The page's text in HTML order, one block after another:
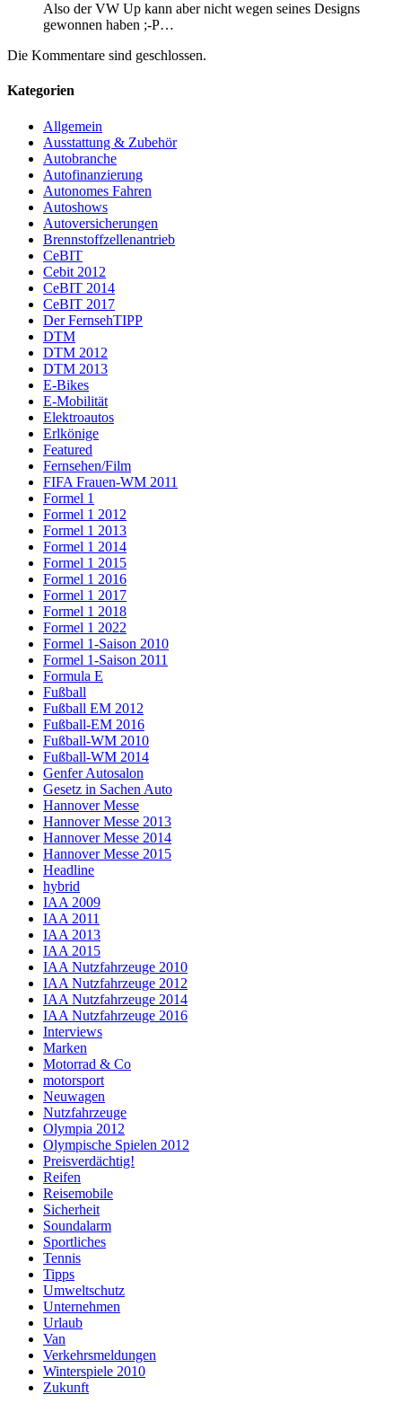
Also der VW Up kann aber nicht wegen seines Designs
gewonnen haben ;-P…
Die Kommentare sind geschlossen.
Kategorien
Allgemein
Ausstattung & Zubehör
Autobranche
Autofinanzierung
Autonomes Fahren
Autoshows
Autoversicherungen
Brennstoffzellenantrieb
CeBIT
Cebit 2012
CeBIT 2014
CeBIT 2017
Der FernsehTIPP
DTM
DTM 2012
DTM 2013
E-Bikes
E-Mobilität
Elektroautos
Erlkönige
Featured
Fernsehen/Film
FIFA Frauen-WM 2011
Formel 1
Formel 1 2012
Formel 1 2013
Formel 1 2014
Formel 1 2015
Formel 1 2016
Formel 1 2017
Formel 1 2018
Formel 1 2022
Formel 1-Saison 2010
Formel 1-Saison 2011
Formula E
Fußball
Fußball EM 2012
Fußball-EM 2016
Fußball-WM 2010
Fußball-WM 2014
Genfer Autosalon
Gesetz in Sachen Auto
Hannover Messe
Hannover Messe 2013
Hannover Messe 2014
Hannover Messe 2015
Headline
hybrid
IAA 2009
IAA 2011
IAA 2013
IAA 2015
IAA Nutzfahrzeuge 2010
IAA Nutzfahrzeuge 2012
IAA Nutzfahrzeuge 2014
IAA Nutzfahrzeuge 2016
Interviews
Marken
Motorrad & Co
motorsport
Neuwagen
Nutzfahrzeuge
Olympia 2012
Olympische Spielen 2012
Preisverdächtig!
Reifen
Reisemobile
Sicherheit
Soundalarm
Sportliches
Tennis
Tipps
Umweltschutz
Unternehmen
Urlaub
Van
Verkehrsmeldungen
Winterspiele 2010
Zukunft